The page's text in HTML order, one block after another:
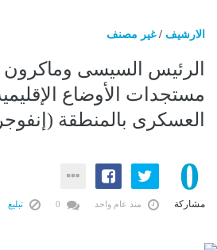
الارشيف /غير مصنف
الرئيس السيسى وماكرون
مستجدات الأوضاع
العسكرى بالمنطقة
0
مشاركة منذ عام واحد تبليغ